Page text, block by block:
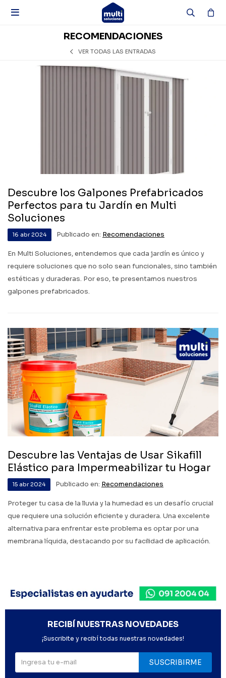

RECOMENDACIONES
VER TODAS LAS ENTRADAS
Descubre los Galpones Prefabricados
Perfectos para tu Jardín en Multi
Soluciones
16 abr 2024 Publicado en: Recomendaciones
En Multi Soluciones, entendemos que cada jardín es único y
requiere soluciones que no solo sean funcionales, sino también
estéticas y duraderas. Por eso, te presentamos nuestros
galpones prefabricados.
Descubre las Ventajas de Usar Sikafill
Elástico para Impermeabilizar tu Hogar
15 abr 2024 Publicado en: Recomendaciones
Proteger tu casa de la lluvia y la humedad es un desafío crucial
que requiere una solución eficiente y duradera. Una excelente
alternativa para enfrentar este problema es optar por una
membrana líquida, destacando por su facilidad de aplicación.
RECIBÍ NUESTRAS NOVEDADES
¡Suscribite y recibí todas nuestras novedades!
SUSCRIBIRME